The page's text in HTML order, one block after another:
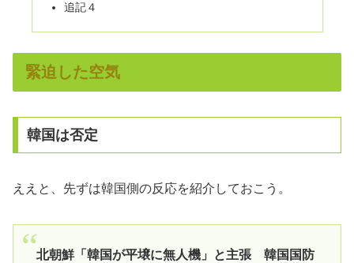
追記４
緊迫した空気
韓国は否定
ええと、先ずは韓国側の反応を紹介しておこう。
北朝鮮「韓国が平壌に無人機」と主張 韓国国防